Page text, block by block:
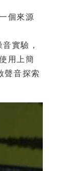
個來源
實驗，
用上簡
音探索